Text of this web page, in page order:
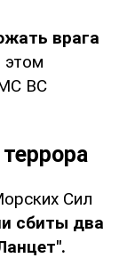
врага
этом
ВС
Сил
сбиты два